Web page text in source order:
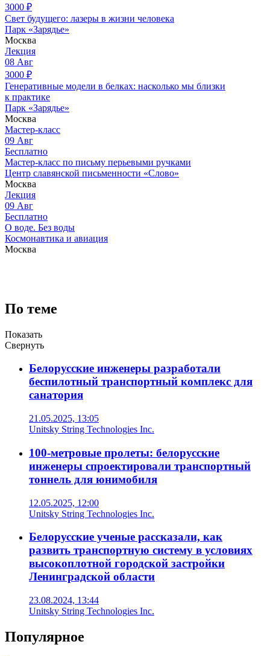
3000 ₽
Свет будущего: лазеры в жизни человека
Парк «Зарядье»
Москва
Лекция
08 Авг
3000 ₽
Генеративные модели в белках: насколько мы близки
к практике
Парк «Зарядье»
Москва
Мастер-класс
09 Авг
Бесплатно
Мастер-класс по письму перьевыми ручками
Центр славянской письменности «Слово»
Москва
Лекция
09 Авг
Бесплатно
О воде. Без воды
Космонавтика и авиация
Москва
По теме
Показать
Свернуть
Белорусские инженеры разработали
беспилотный транспортный комплекс для
санатория
21.05.2025, 13:05
Unitsky String Technologies Inc.
100-метровые пролеты: белорусские
инженеры спроектировали транспортный
тоннель для юнимобиля
12.05.2025, 12:00
Unitsky String Technologies Inc.
Белорусские ученые рассказали, как
развить транспортную систему в условиях
высокоплотной городской застройки
Ленинградской области
23.08.2024, 13:44
Unitsky String Technologies Inc.
Популярное